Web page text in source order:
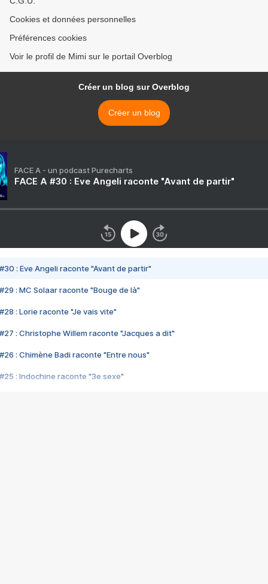
Cookies et données personnelles
Préférences cookies
Voir le profil de Mimi sur le portail Overblog
Créer un blog sur Overblog
Créer un blog
FACE A - un podcast Purecharts
FACE A #30 : Eve Angeli raconte "Avant de partir"
#30 : Eve Angeli raconte "Avant de partir"
#29 : MC Solaar raconte "Bouge de là"
#28 : Lorie raconte "Je vais vite"
#27 : Christophe Willem raconte "Jacques a dit"
#26 : Chimène Badi raconte "Entre nous"
#25 : Indochine raconte "3e sexe"